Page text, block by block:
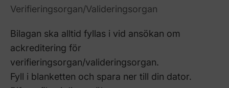
Verifieringsorgan/Valideringsorgan
Bilagan ska alltid fyllas i vid ansökan om
ackreditering för
verifieringsorgan/valideringsorgan.
Fyll i blanketten och spara ner till din dator.